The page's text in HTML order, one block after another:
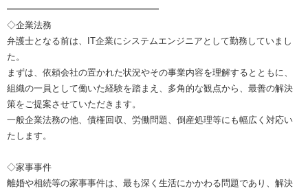
━━━━━━━━━━━━━━━━━
◇企業法務
弁護士となる前は、IT企業にシステムエンジニアとして勤務していまし
た。
まずは、依頼会社の置かれた状況やその事業内容を理解するとともに、
組織の一員として働いた経験を踏まえ、多角的な観点から、最善の解決
策をご提案させていただきます。
一般企業法務の他、債権回収、労働問題、倒産処理等にも幅広く対応い
たします。
◇家事事件
離婚や相続等の家事事件は、最も深く生活にかかわる問題であり、解決